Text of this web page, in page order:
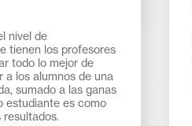
nivel de
tienen los profesores
todo lo mejor de
a los alumnos de una
sumado a las ganas
estudiante es como
resultados.